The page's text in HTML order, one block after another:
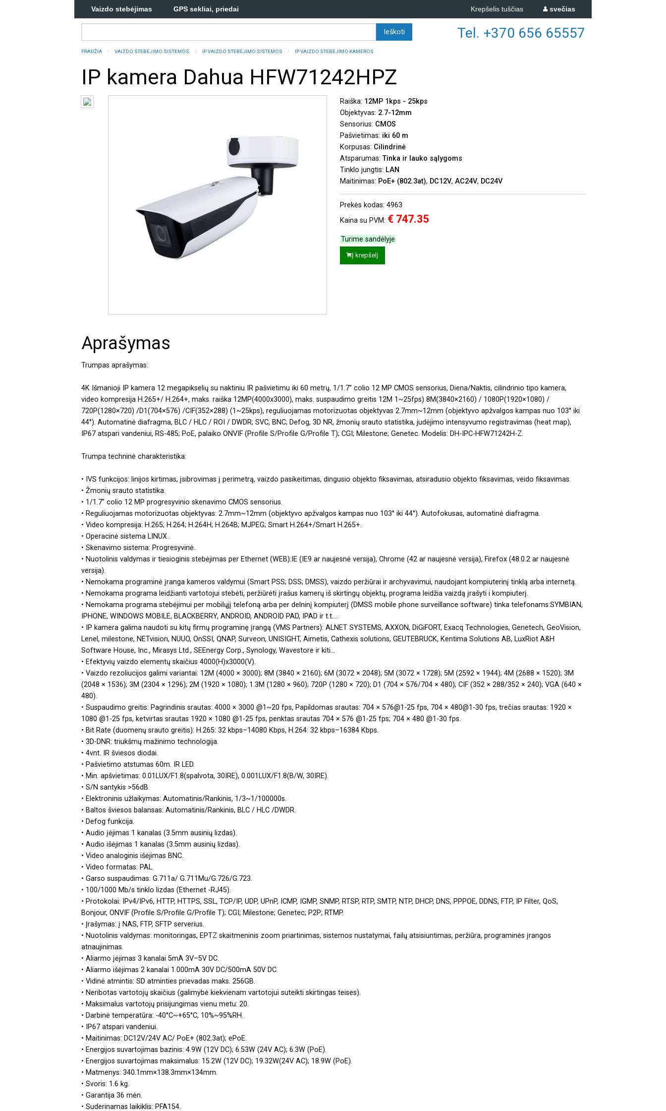
Vaizdo stebėjimas GPS sekliai, priedai svečias
Krepšelis tuščias
Tel. +370 656 65557
PRADŽIA VAIZDO STEBĖJIMO SISTEMOS IP VAIZDO STEBĖJIMO SISTEMOS IP VAIZDO STEBĖJIMO KAMEROS
IP kamera Dahua HFW71242HPZ
Raiška: 12MP 1kps - 25kps
Objektyvas: 2.7-12mm
Sensorius: CMOS
Pašvietimas: iki 60 m
Korpusas: Cilindrinė
Atsparumas:Tinka ir lauko sąlygoms
Tinklo jungtis: LAN
Maitinimas: PoE+ (802.3at), DC12V, AC24V, DC24V
Prekės kodas: 4963
Kaina su PVM: € 747.35
Turime sandėlyje
Į krepšelį
Aprašymas
Trumpas aprašymas:
4K Išmanioji IP kamera 12 megapikselių su naktiniu IR pašvietimu iki 60 metrų, 1/1.7” colio 12 MP CMOS sensorius, Diena/Naktis, cilindrinio tipo kamera,
video kompresija H.265+/ H.264+, maks. raiška 12MP(4000x3000), maks. suspaudimo greitis 12M 1~25fps) 8M(3840×2160) / 1080P(1920×1080) /
720P(1280×720) /D1(704×576) /CIF(352×288) (1~25kps), reguliuojamas motorizuotas objektyvas 2.7mm~12mm (objektyvo apžvalgos kampas nuo 103° iki
44°). Automatinė diafragma, BLC / HLC / ROI / DWDR; SVC, BNC; Defog, 3D NR, žmonių srauto statistika, judėjimo intensyvumo registravimas (heat map),
IP67 atspari vandeniui, RS-485; PoE, palaiko ONVIF (Profile S/Profile G/Profile T); CGI; Milestone; Genetec. Modelis: DH-IPC-HFW71242H-Z.
Trumpa techninė charakteristika:
• IVS funkcijos: linijos kirtimas, įsibrovimas į perimetrą, vaizdo pasikeitimas, dingusio objekto fiksavimas, atsiradusio objekto fiksavimas, veido fiksavimas.
• Žmonių srauto statistika.
• 1/1.7” colio 12 MP progresyvinio skenavimo CMOS sensorius.
• Reguliuojamas motorizuotas objektyvas: 2.7mm~12mm (objektyvo apžvalgos kampas nuo 103° iki 44°). Autofokusas, automatinė diafragma.
• Video kompresija: H.265; H.264; H.264H; H.264B; MJPEG; Smart H.264+/Smart H.265+.
• Operacinė sistema LINUX .
• Skenavimo sistema: Progresyvinė.
• Nuotolinis valdymas ir tiesioginis stebėjimas per Ethernet (WEB):IE (IE9 ar naujesnė versija), Chrome (42 ar naujesnė versija), Firefox (48.0.2 ar naujesnė
versija).
• Nemokama programinė įranga kameros valdymui (Smart PSS; DSS; DMSS), vaizdo peržiūrai ir archyvavimui, naudojant kompiuterinį tinklą arba internetą.
• Nemokama programa leidžianti vartotojui stebėti, peržiūrėti įrašus kamerų iš skirtingų objektų, programa leidžia vaizdą įrašyti i kompiuterį.
• Nemokama programa stebėjimui per mobilųjį telefoną arba per delninį kompiuterį (DMSS mobile phone surveillance software) tinka telefonams:SYMBIAN,
IPHONE, WINDOWS MOBILE, BLACKBERRY, ANDROID, ANDROID PAD, IPAD ir t.t....
• IP kamera galima naudoti su kitų firmų programinę įrangą (VMS Partners): ALNET SYSTEMS, AXXON, DiGiFORT, Exacq Technologies, Genetech, GeoVision,
Lenel, milestone, NETvision, NUUO, OnSSI, QNAP, Surveon, UNISIGHT, Aimetis, Cathexis solutions, GEUTEBRUCK, Kentima Solutions AB, LuxRiot A&H
Software House, Inc., Mirasys Ltd., SEEnergy Corp., Synology, Wavestore ir kiti...
• Efektyvių vaizdo elementų skaičius 4000(H)x3000(V).
• Vaizdo rezoliucijos galimi variantai: 12M (4000 × 3000); 8M (3840 × 2160); 6M (3072 × 2048); 5M (3072 × 1728); 5M (2592 × 1944); 4M (2688 × 1520); 3M
(2048 × 1536); 3M (2304 × 1296); 2M (1920 × 1080); 1.3M (1280 × 960); 720P (1280 × 720); D1 (704 × 576/704 × 480); CIF (352 × 288/352 × 240); VGA (640 ×
480).
• Suspaudimo greitis: Pagrindinis srautas: 4000 × 3000 @1~20 fps, Papildomas srautas: 704 × 576@1-25 fps, 704 × 480@1-30 fps, trečias srautas: 1920 ×
1080 @1-25 fps, ketvirtas srautas 1920 × 1080 @1-25 fps, penktas srautas 704 × 576 @1-25 fps; 704 × 480 @1-30 fps.
• Bit Rate (duomenų srauto greitis): H.265: 32 kbps–14080 Kbps, H.264: 32 kbps–16384 Kbps.
• 3D-DNR: triukšmų mažinimo technologija.
• 4vnt. IR šviesos diodai.
• Pašvietimo atstumas 60m. IR LED.
• Min. apšvietimas: 0.01LUX/F1.8(spalvota, 30IRE), 0.001LUX/F1.8(B/W, 30IRE).
• S/N santykis >56dB.
• Elektroninis užlaikymas: Automatinis/Rankinis, 1/3~1/100000s.
• Baltos šviesos balansas: Automatinis/Rankinis, BLC / HLC /DWDR.
• Defog funkcija.
• Audio įėjimas 1 kanalas (3.5mm ausinių lizdas).
• Audio išėjimas 1 kanalas (3.5mm ausinių lizdas).
• Video analoginis išėjimas BNC.
• Video formatas: PAL.
• Garso suspaudimas: G.711a/ G.711Mu/G.726/G.723.
• 100/1000 Mb/s tinklo lizdas (Ethernet -RJ45).
• Protokolai: IPv4/IPv6, HTTP, HTTPS, SSL, TCP/IP, UDP, UPnP, ICMP, IGMP, SNMP, RTSP, RTP, SMTP, NTP, DHCP, DNS, PPPOE, DDNS, FTP, IP Filter, QoS,
Bonjour, ONVIF (Profile S/Profile G/Profile T); CGI; Milestone; Genetec; P2P; RTMP.
• Įrašymas: į NAS, FTP, SFTP serverius.
• Nuotolinis valdymas: monitoringas, EPTZ skaitmeninis zoom priartinimas, sistemos nustatymai, failų atsisiuntimas, peržiūra, programinės įrangos
atnaujinimas.
• Aliarmo įėjimas 3 kanalai 5mA 3V–5V DC.
• Aliarmo išėjimas 2 kanalai 1.000mA 30V DC/500mA 50V DC.
• Vidinė atmintis: SD atminties prievadas maks. 256GB.
• Neribotas vartotojų skaičius (galimybė kiekvienam vartotojui suteikti skirtingas teises).
• Maksimalus vartotojų prisijungimas vienu metu: 20.
• Darbinė temperatūra: -40°C~+65°C, 10%~95%RH.
• IP67 atspari vandeniui.
• Maitinimas: DC12V/24V AC/ PoE+ (802.3at); ePoE.
• Energijos suvartojimas bazinis: 4.9W (12V DC); 6.53W (24V AC); 6.3W (PoE).
• Energijos suvartojimas maksimalus: 15.2W (12V DC); 19.32W(24V AC); 18.9W (PoE).
• Matmenys: 340.1mm×138.3mm×134mm.
• Svoris: 1.6 kg.
• Garantija 36 mėn.
• Suderinamas laikiklis: PFA154.